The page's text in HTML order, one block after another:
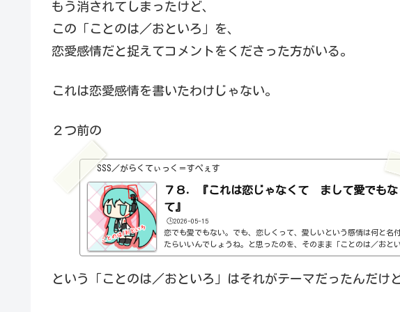
もう消されてしまったけど、
この「ことのは／おといろ」を、
恋愛感情だと捉えてコメントをくださった方がいる。
これは恋愛感情を書いたわけじゃない。
２つ前の
SSS／がらくてぃっく＝すぺぇす
７８．『これは恋じゃなくて まして愛でもな
て』
🕒️2026-05-15
恋でも愛でもない。でも、恋しくって、愛しいという感情は何と名
たらいいんでしょうね。と思ったのを、そのまま「ことのは／おと
にしたのが、これ。だから、ほとんど解説の必要もない感じですね
ですよねぇ。自分の何が傷つけたのかすらわからないと、どうしよう
という「ことのは／おといろ」はそれがテーマだったんだけど